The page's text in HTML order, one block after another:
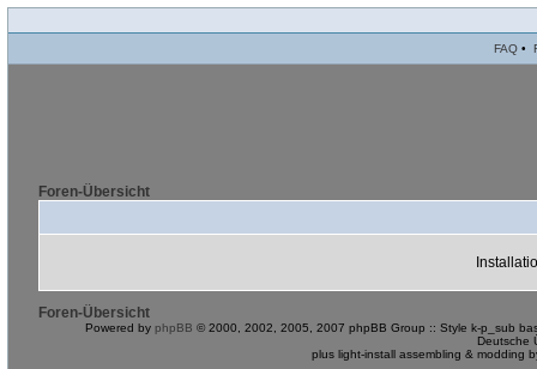
FAQ •
Foren-Übersicht
Foren-Übersicht
Powered by phpBB © 2000, 2002, 2005, 2007 phpBB Group :: Style k-p_sub
Deutsche
plus light-install assembling & modding